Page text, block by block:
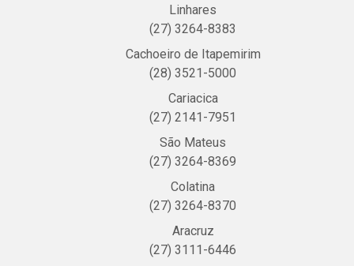
Linhares
(27) 3264-8383
Cachoeiro de Itapemirim
(28) 3521-5000
Cariacica
(27) 2141-7951
São Mateus
(27) 3264-8369
Colatina
(27) 3264-8370
Aracruz
(27) 3111-6446